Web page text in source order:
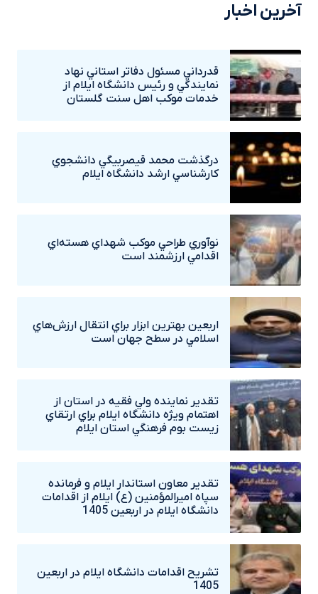
آخرین اخبار
قدرداني مسئول دفاتر استاني نهاد
نمايندگي و رئيس دانشگاه ايلام از
خدمات موکب اهل سنت گلستان
درگذشت محمد قيصربيگي دانشجوي
کارشناسي ارشد دانشگاه ايلام
نوآوري طراحي موکب شهداي هسته‌اي
اقدامي ارزشمند است
اربعين بهترين ابزار براي انتقال ارزش‌هاي
اسلامي در سطح جهان است
تقدير نماينده ولي فقيه در استان از
اهتمام ويژه دانشگاه‌ ايلام براي ارتقاي
زيست بوم فرهنگي استان ايلام
تقدير معاون استاندار ايلام و فرمانده
سپاه اميرالمؤمنين (ع) ايلام از اقدامات
دانشگاه ايلام در اربعين 1405
تشريح اقدامات دانشگاه ايلام در اربعين
1405